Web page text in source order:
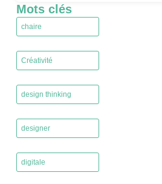
Mots clés
chaire
Créativité
design thinking
designer
digitale